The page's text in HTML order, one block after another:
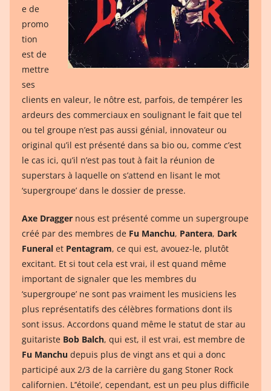
e de
promo
tion
est de
mettre
ses
clients en valeur, le nôtre est, parfois, de tempérer les
ardeurs des commerciaux en soulignant le fait que tel
ou tel groupe n’est pas aussi génial, innovateur ou
original qu’il est présenté dans sa bio ou, comme c’est
le cas ici, qu’il n’est pas tout à fait la réunion de
superstars à laquelle on s’attend en lisant le mot
‘supergroupe’ dans le dossier de presse.
Axe Dragger nous est présenté comme un supergroupe
créé par des membres de Fu Manchu, Pantera, Dark
Funeral et Pentagram, ce qui est, avouez-le, plutôt
excitant. Et si tout cela est vrai, il est quand même
important de signaler que les membres du
‘supergroupe’ ne sont pas vraiment les musiciens les
plus représentatifs des célèbres formations dont ils
sont issus. Accordons quand même le statut de star au
guitariste Bob Balch, qui est, il est vrai, est membre de
Fu Manchu depuis plus de vingt ans et qui a donc
participé aux 2/3 de la carrière du gang Stoner Rock
californien. L’’étoile’, cependant, est un peu plus difficile